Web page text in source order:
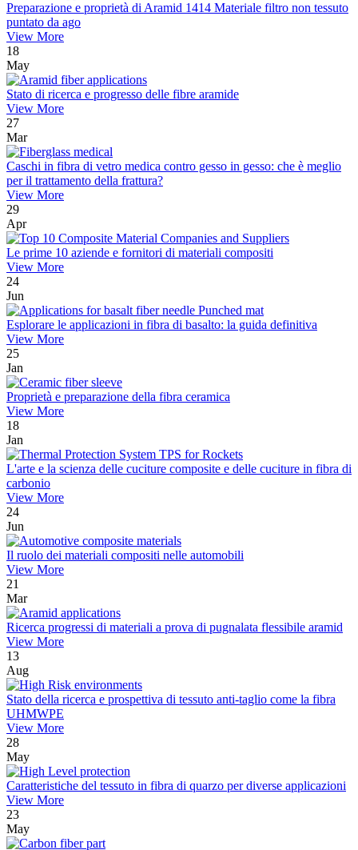
Preparazione e proprietà di Aramid 1414 Materiale filtro non tessuto
puntato da ago
View More
18
May
Stato di ricerca e progresso delle fibre aramide
View More
27
Mar
Caschi in fibra di vetro medica contro gesso in gesso: che è meglio
per il trattamento della frattura?
View More
29
Apr
Le prime 10 aziende e fornitori di materiali compositi
View More
24
Jun
Esplorare le applicazioni in fibra di basalto: la guida definitiva
View More
25
Jan
Proprietà e preparazione della fibra ceramica
View More
18
Jan
L'arte e la scienza delle cuciture composite e delle cuciture in fibra di
carbonio
View More
24
Jun
Il ruolo dei materiali compositi nelle automobili
View More
21
Mar
Ricerca progressi di materiali a prova di pugnalata flessibile aramid
View More
13
Aug
Stato della ricerca e prospettiva di tessuto anti-taglio come la fibra
UHMWPE
View More
28
May
Caratteristiche del tessuto in fibra di quarzo per diverse applicazioni
View More
23
May